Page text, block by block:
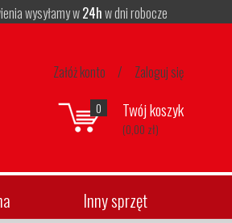
wysyłamy w24hw dni robocze
Załóż konto / Zaloguj się
0 Twój koszyk
(0,00 zł)
Inny sprzęt